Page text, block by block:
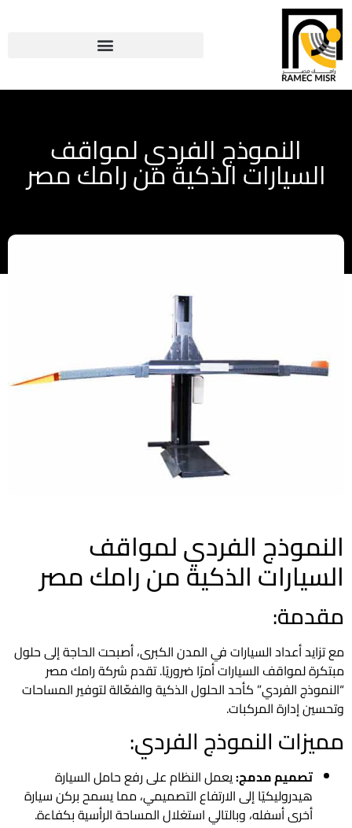
النموذج الفردي لمواقف
السيارات الذكية من رامك مصر
النموذج الفردي لمواقف
السيارات الذكية من رامك مصر
مقدمة:
مع تزايد أعداد السيارات في المدن الكبرى، أصبحت الحاجة إلى حلول
مبتكرة لمواقف السيارات أمرًا ضروريًا.تقدم شركة رامك مصر
“النموذج الفردي” كأحد الحلول الذكية والفعّالة لتوفير المساحات
وتحسين إدارة المركبات.
مميزات النموذج الفردي:
تصميم مدمج:يعمل النظام على رفع حامل السيارة
هيدروليكيًا إلى الارتفاع التصميمي، مما يسمح بركن سيارة
أخرى أسفله، وبالتالي استغلال المساحة الرأسية بكفاءة.